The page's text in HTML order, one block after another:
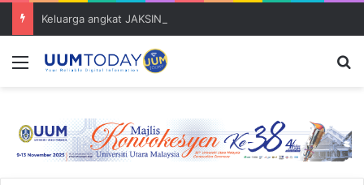
Menu